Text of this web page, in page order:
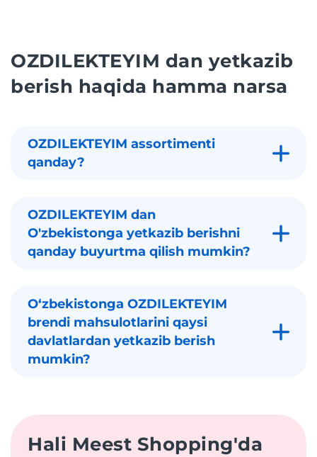
OZDILEKTEYIM dan yetkazib
berish haqida hamma narsa
OZDILEKTEYIM assortimenti
qanday?
OZDILEKTEYIM dan
O'zbekistonga yetkazib berishni
qanday buyurtma qilish mumkin?
Oʻzbekistonga OZDILEKTEYIM
brendi mahsulotlarini qaysi
davlatlardan yetkazib berish
mumkin?
Hali Meest Shopping'da